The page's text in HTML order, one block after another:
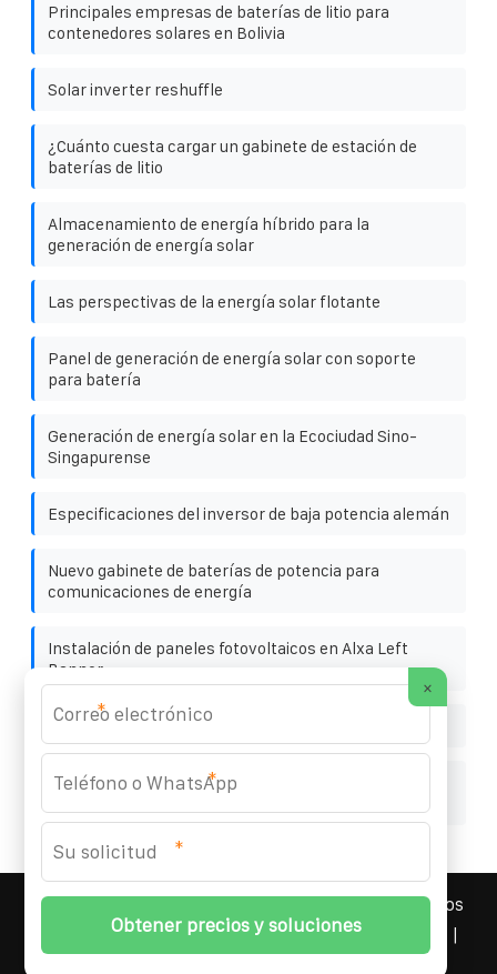
Principales empresas de baterías de litio para
contenedores solares en Bolivia
Solar inverter reshuffle
¿Cuánto cuesta cargar un gabinete de estación de
baterías de litio
Almacenamiento de energía híbrido para la
generación de energía solar
Las perspectivas de la energía solar flotante
Panel de generación de energía solar con soporte
para batería
Generación de energía solar en la Ecociudad Sino-
Singapurense
Especificaciones del inversor de baja potencia alemán
Nuevo gabinete de baterías de potencia para
comunicaciones de energía
Instalación de paneles fotovoltaicos en Alxa Left
Banner
Interruptor automático monofásico en Botsuana
Contenedor solar batería de litio contenedor solar
YOUFOTO INDUSTRIAL SOLAR
2026 Todos los
derechos reservados. | Teléfono:+34 91 527 43 18
×
*
*
*